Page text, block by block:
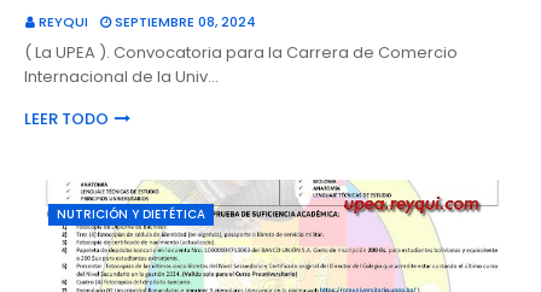
REYQUI SEPTIEMBRE 08, 2024
( La UPEA ). Convocatoria para la Carrera de Comercio
Internacional de la Univ…
LEER TODO
NUTRICIÓN Y DIETÉTICA